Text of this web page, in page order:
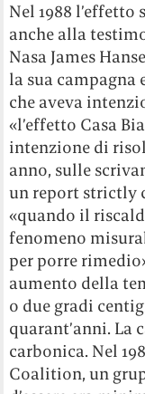
Nel 1988
anche alla
Nasa James
la sua campagna
che aveva
«l’effetto Casa
intenzione di
anno, sulle
un report strictly
«quando il
fenomeno
per porre
aumento della
o due gradi
quarant’anni. La
carbonica. Nel
Coalition, un